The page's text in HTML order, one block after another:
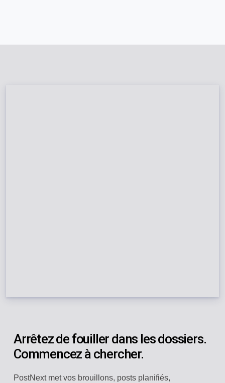
Arrêtez de fouiller dans les dossiers.
Commencez à chercher.
PostNext met vos brouillons, posts planifiés,